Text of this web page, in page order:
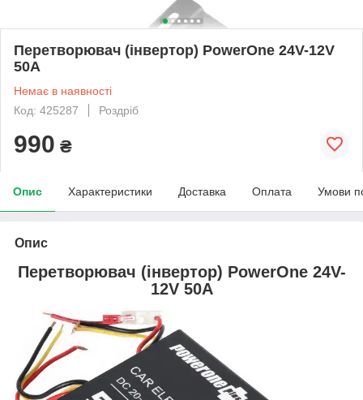
Перетворювач (інвертор) PowerOne 24V-12V
50A
Немає в наявності
Код: 425287
Роздріб
990 ₴
Опис Характеристики Доставка Оплата Умови
Опис
Перетворювач (інвертор) PowerOne 24V-
12V 50A